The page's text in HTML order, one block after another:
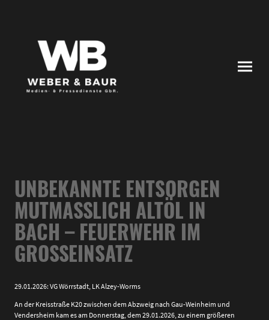
UNBEKANNTE ENTSORGEN
MUTMASSLICH ALTÖL IN B
ACH – FEUERWEHR IM G
ROSSEINSATZ
29.01.2026: VG Wörrstadt, LK Alzey-Worms
An der Kreisstraße K20 zwischen dem Abzweig nach Gau-Weinheim und
Vendersheim kam es am Donnerstag, dem 29.01.2026, zu einem größeren